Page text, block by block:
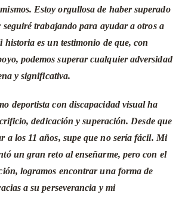
Estoy orgullosa de haber superado
seguiré trabajando para ayudar a otros a
historia es un testimonio de que, con
podemos superar cualquier adversidad
y significativa.
deportista con discapacidad visual ha
dedicación y superación. Desde que
a los 11 años, supe que no sería fácil. Mi
un gran reto al enseñarme, pero con el
logramos encontrar una forma de
a su perseverancia y mi